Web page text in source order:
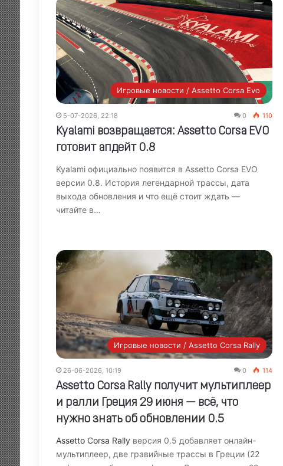
Игровые новости / Assetto Corsa Evo
5-07-2026, 22:18 0 110
Kyalami возвращается: Assetto Corsa EVO
готовит апдейт 0.8
Kyalami официально появится в Assetto Corsa EVO
версии 0.8. История легендарной трассы, дата
выхода обновления и что ещё стоит ждать —
читайте в…
Игровые новости / Assetto Corsa Rally
26-06-2026, 10:19 0 114
Assetto Corsa Rally получит мультиплеер
и ралли Греция 29 июня — всё, что
нужно знать об обновлении 0.5
Assetto Corsa Rally версия 0.5 добавляет онлайн-
мультиплеер, две гравийные трассы в Греции (22